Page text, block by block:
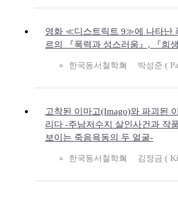
영화 ≪디스트릭트 9≫에 나타난
르의 『폭력과 성스러움』, 『희
한국동서철학회 박성준 (
고착된 이마고(Imago)와 파괴된
리다 -주남저수지 살인사건과 작
보이는 죽음욕동의 두 얼굴-
한국동서철학회 김정금 (